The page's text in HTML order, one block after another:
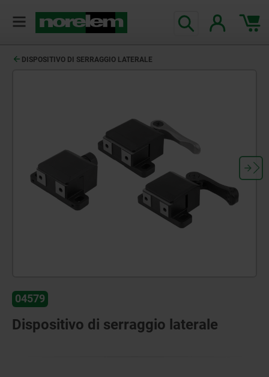
DISPOSITIVO DI SERRAGGIO LATERALE
04579
Dispositivo di serraggio laterale